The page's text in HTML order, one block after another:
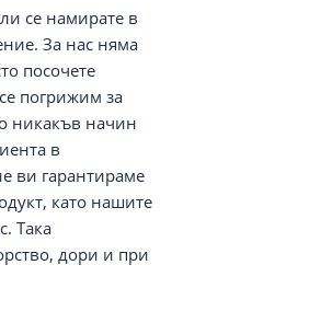
се намирате в
За нас няма
посочете
погрижим за
никакъв начин
в
ви гарантираме
като нашите
Така
дори и при